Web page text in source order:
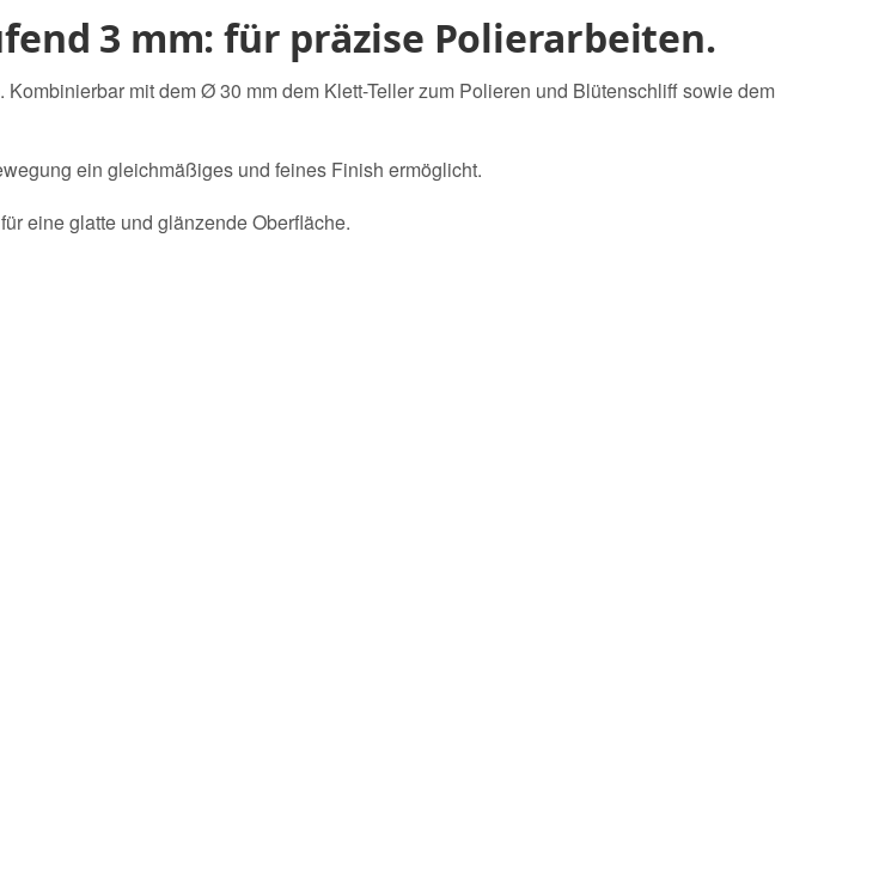
3 mm: für präzise Polierarbeiten.
mit dem Ø 30 mm dem Klett-Teller zum Polieren und Blütenschliff sowie dem
ein gleichmäßiges und feines Finish ermöglicht.
eine glatte und glänzende Oberfläche.